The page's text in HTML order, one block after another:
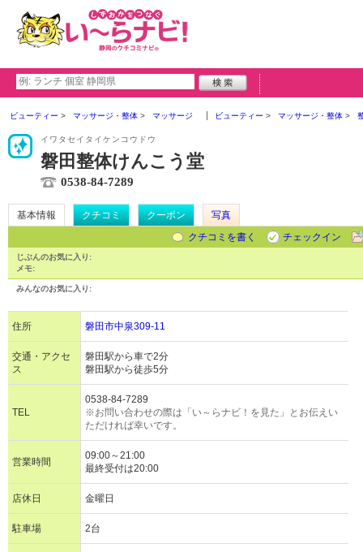
ビューティー マッサージ・整体 マッサージ ビューティー マッサージ・整体
イワタセイタイケンコウドウ
磐田整体けんこう堂
0538-84-7289
基本情報 クチコミ クーポン
写真
クチコミを書く
チェックイン
じぶんのお気に入り:
メモ:
みんなのお気に入り:
住所 磐田市中泉309-11
交通・アクセ
ス
磐田駅から車で2分
磐田駅から徒歩5分
TEL
0538-84-7289
※お問い合わせの際は「い～らナビ！を見た」とお伝えい
ただければ幸いです。
営業時間
09:00～21:00
最終受付は20:00
店休日 金曜日
駐車場 2台